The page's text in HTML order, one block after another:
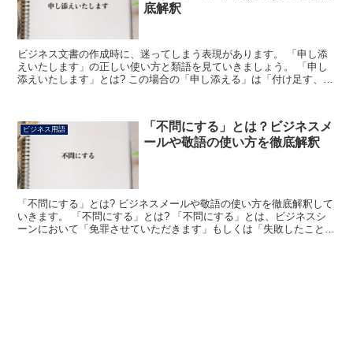
底解釈
ビジネス文書の作成時に、迷ってしまう表現があります。 「申し添
えいたします」の正しい使い方と類語を見ていきましょう。 「申し
添えいたします」とは? この場合の「申し添える」は「付け足す、付
ビジネス用語
「不問にする」とは？ビジネスメ
ールや敬語の使い方を徹底解釈
「不問にする」とは? ビジネスメールや敬語の使い方を徹底解釈して
いきます。 「不問にする」とは? 「不問にする」とは、ビジネスシ
ーンにおいて「免罪させていただきます」もしくは「失敗したことは